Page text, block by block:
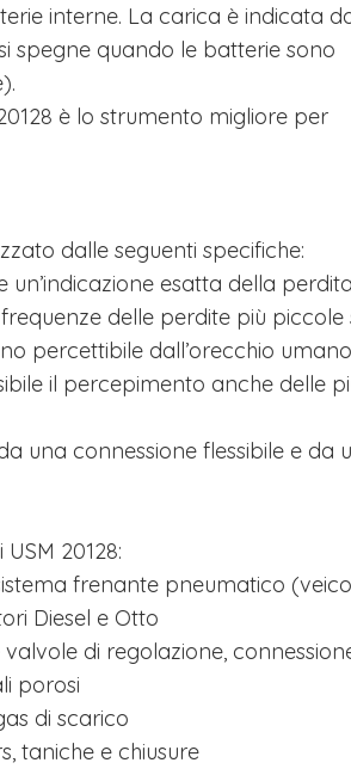
interne. La carica è indicata
spegne quando le batterie sono
è lo strumento migliore per
dalle seguenti specifiche:
esatta della
delle perdite più piccole
percettibile dall’orecchio
il percepimento anche delle
una connessione flessibile e da
20128:
frenante pneumatico
Diesel e Otto
di regolazione,
porosi
di scarico
taniche e chiusure